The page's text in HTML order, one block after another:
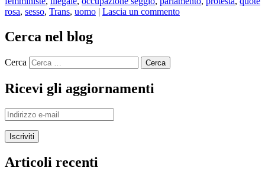
rosa, sesso, Trans, uomo | Lascia un commento
Cerca nel blog
Cerca
Ricevi gli aggiornamenti
Indirizzo
e-
mail
Articoli recenti